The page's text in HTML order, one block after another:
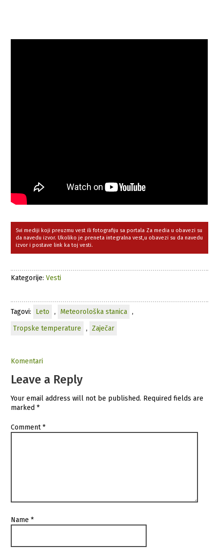
Svi mediji koji preuzmu vest ili fotografiju sa portala Za media u obavezi su
da navedu izvor. Ukoliko je preneta integralna vest,u obavezi su da navedu
izvor i postave link ka toj vesti.
Kategorije:Vesti
Tagovi: Leto , Meteorološka stanica
,
Tropske temperature
, Zaječar
Komentari
Leave a Reply
Your email address will not be published. Required fields are
marked*
Comment*
Name*